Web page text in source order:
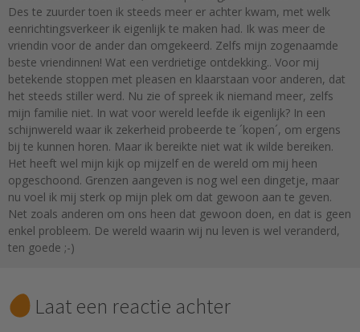
Des te zuurder toen ik steeds meer er achter kwam, met welk
eenrichtingsverkeer ik eigenlijk te maken had. Ik was meer de
vriendin voor de ander dan omgekeerd. Zelfs mijn zogenaamde
beste vriendinnen! Wat een verdrietige ontdekking.. Voor mij
betekende stoppen met pleasen en klaarstaan voor anderen, dat
het steeds stiller werd. Nu zie of spreek ik niemand meer, zelfs
mijn familie niet. In wat voor wereld leefde ik eigenlijk? In een
schijnwereld waar ik zekerheid probeerde te ´kopen´, om ergens
bij te kunnen horen. Maar ik bereikte niet wat ik wilde bereiken.
Het heeft wel mijn kijk op mijzelf en de wereld om mij heen
opgeschoond. Grenzen aangeven is nog wel een dingetje, maar
nu voel ik mij sterk op mijn plek om dat gewoon aan te geven.
Net zoals anderen om ons heen dat gewoon doen, en dat is geen
enkel probleem. De wereld waarin wij nu leven is wel veranderd,
ten goede ;-)
Laat een reactie achter